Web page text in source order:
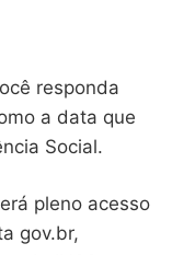
responda
a data que
Social.
pleno acesso
gov.br,